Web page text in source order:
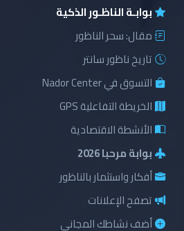
بوابـة الناظـور الذكية
مقال: سحر الناظور
تاريخ ناظور سانتر
التسوق في Nador Center
الخريطة التفاعلية GPS
الأنشطة الاقتصادية
بوابة مرحبا 2026
أفكار واستثمار بالناظور
تصفح الإعلانات
أضف نشاطك المجاني